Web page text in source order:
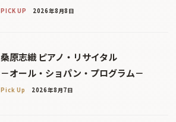
PICK UP 2026年8月8日
桑原志織 ピアノ・リサイタル
－オール・ショパン・プログラム－
Pick Up 2026年8月7日